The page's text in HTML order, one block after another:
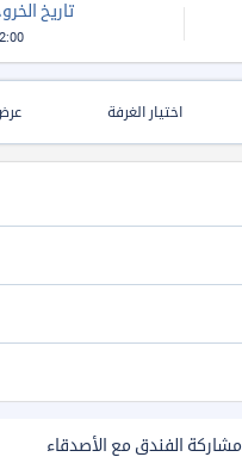
تاريخ
اختيار الغرفة
مشاركة الفندق مع الأصدقاء